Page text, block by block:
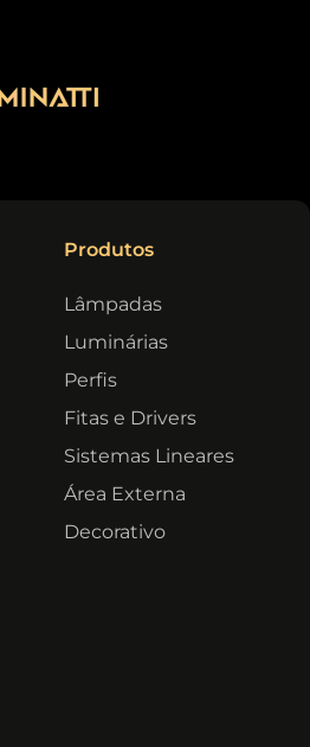
Produtos
Lâmpadas
Luminárias
Perfis
Fitas e Drivers
Sistemas Lineares
Área Externa
Decorativo